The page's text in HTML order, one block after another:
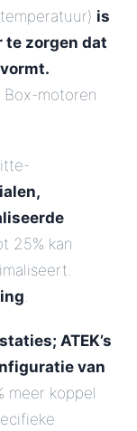
is
te zorgen dat
Box-motoren
25% kan
.
ATEK’s
van
meer koppel